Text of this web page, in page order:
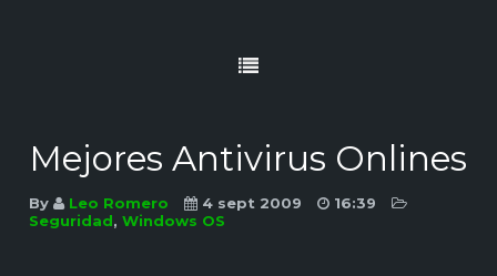
Mejores Antivirus Onlines
By Leo Romero 4 sept 2009
16:39
Seguridad,Windows OS